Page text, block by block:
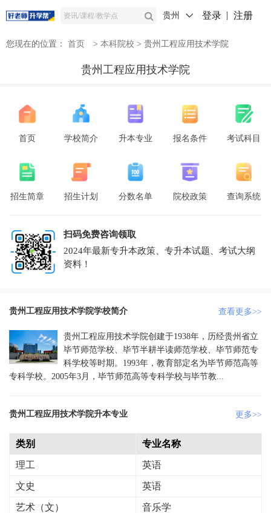
贵州 登录 注册
您现在的位置： 首页 > 本科院校 > 贵州工程应用技术学院
贵州工程应用技术学院
首页 学校简介 升本专业 报名条件 考试科目
招生简章 招生计划 分数名单 院校政策 查询系统
扫码免费咨询领取
2024年最新专升本政策、专升本试题、考试大纲
资料！
贵州工程应用技术学院学校简介 查看更多>>
贵州工程应用技术学院创建于1938年，历经贵州省立
毕节师范学校、毕节半耕半读师范学校、毕节师范专
科学校等时期。1993年，教育部定名为毕节师范高等
专科学校。2005年3月，毕节师范高等专科学校与毕节教...
贵州工程应用技术学院升本专业 更多>>
类别 专业名称
理工 英语
文史 英语
艺术（文） 音乐学